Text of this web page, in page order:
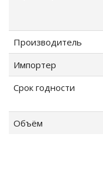
Производитель
Импортер
Срок годности
Объём